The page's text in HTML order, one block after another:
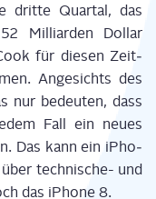
drit­te Quar­tal, das
Mil­li­ar­den Dol­lar
für die­sen Zeit­
Ange­sichts des
nur bedeu­ten, dass
Fall ein neu­es
Das kann ein iPho­
tech­ni­sche- und
das iPho­ne 8.